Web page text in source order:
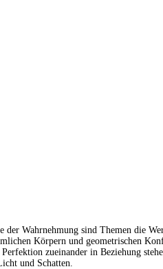
der Wahrnehmung sind Themen die
Körpern und geometrischen
zueinander in Beziehung
und Schatten.